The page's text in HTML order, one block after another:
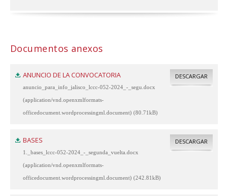
Documentos anexos
ANUNCIO DE LA CONVOCATORIA
anuncio_para_info_jalisco_lccc-052-2024_-_segu.docx
(application/vnd.openxmlformats-
officedocument.wordprocessingml.document) (80.71kB)
DESCARGAR
BASES
1._bases_lccc-052-2024_-_segunda_vuelta.docx
(application/vnd.openxmlformats-
officedocument.wordprocessingml.document) (242.81kB)
DESCARGAR